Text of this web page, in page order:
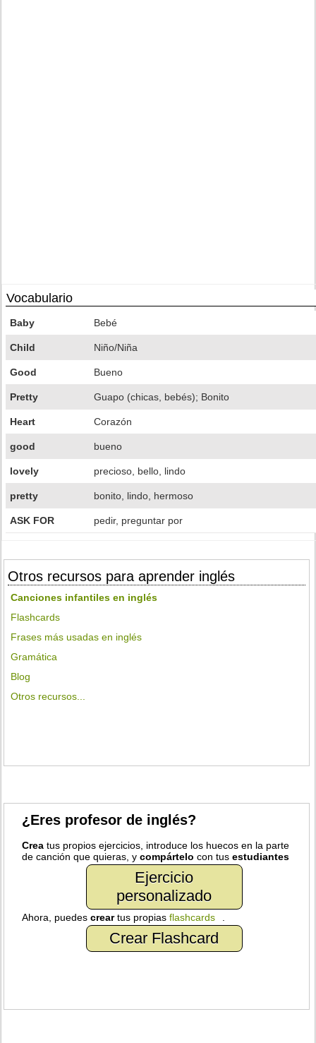
Vocabulario
Baby Bebé
Child Niño/Niña
Good Bueno
Pretty Guapo (chicas, bebés); Bonito
Heart Corazón
good bueno
lovely precioso, bello, lindo
pretty bonito, lindo, hermoso
ASK FOR pedir, preguntar por
Otros recursos para aprender inglés
Canciones infantiles en inglés
Flashcards
Frases más usadas en inglés
Gramática
Blog
Otros recursos...
¿Eres profesor de inglés?
Crea tus propios ejercicios, introduce los huecos en la parte
de canción que quieras, ycompártelo con tusestudiantes
Ejercicio
personalizado
Ahora, puedescreartus propiasflashcards
Crear Flashcard